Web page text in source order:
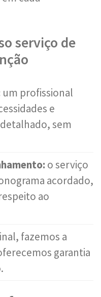
serviço de
um profissional
e
sem
o serviço
acordado,
ao
fazemos a
garantia